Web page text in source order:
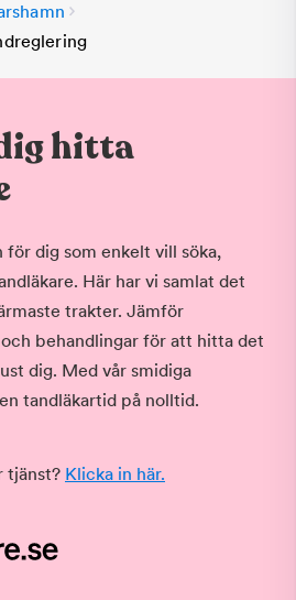
hitta
för dig som enkelt vill söka,
Här har vi samlat det
trakter. Jämför
behandlingar för att hitta det
dig. Med vår smidiga
tandläkartid på nolltid.
tjänst? Klicka in här.